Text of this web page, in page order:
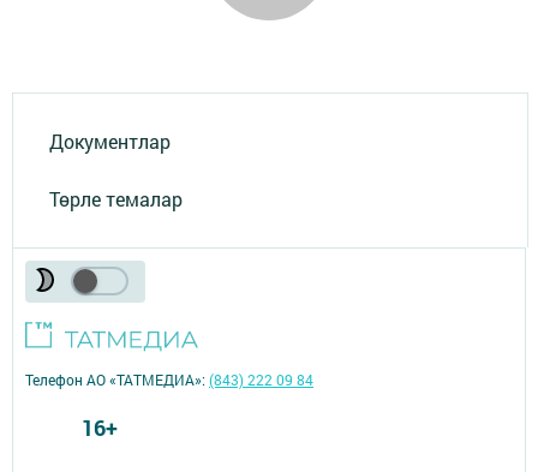
Документлар
Төрле темалар
Телефон АО «ТАТМЕДИА»:(843) 222 09 84
16+